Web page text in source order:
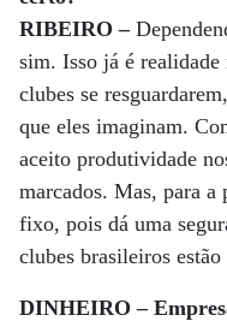
RIBEIRO –
sim. Isso já é
clubes se
que eles imaginam.
aceito produtividade
marcados. Mas, para
fixo, pois dá uma
clubes brasileiros
DINHEIRO –